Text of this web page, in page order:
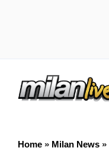
Home » Milan News »